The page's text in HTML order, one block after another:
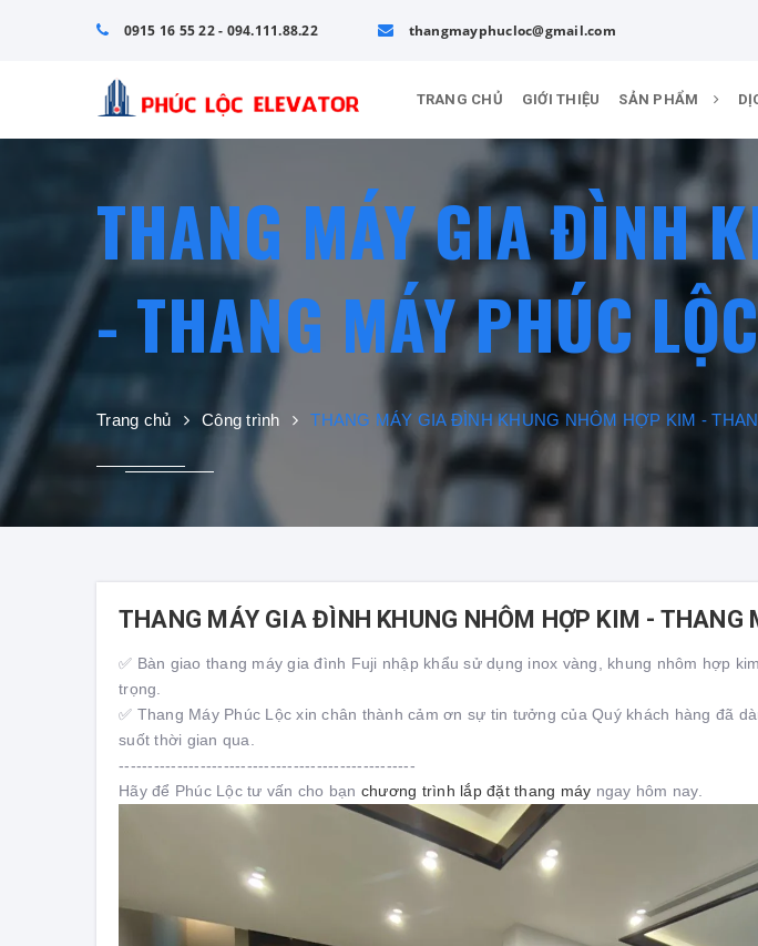
0915 16 55 22 - 094.111.88.22 thangmayphucloc@gmail.com
TRANG CHỦ GIỚI THIỆU SẢN PHẨM
THANG MÁY GIA ĐÌNH
- THANG MÁY PHÚC LỘC
Trang chủ Công trình THANG MÁY GIA ĐÌNH KHUNG NHÔM HỢP KIM -
THANG MÁY GIA ĐÌNH KHUNG NHÔM HỢP KIM - THANG
✅ Bàn giao thang máy gia đình Fuji nhập khẩu sử dụng inox vàng, khung nhôm hợp
trọng.
✅ Thang Máy Phúc Lộc xin chân thành cảm ơn sự tin tưởng của Quý khách hàng đã
suốt thời gian qua.
---------------------------------------------------
Hãy để Phúc Lộc tư vấn cho bạn chương trình lắp đặt thang máy ngay hôm nay.